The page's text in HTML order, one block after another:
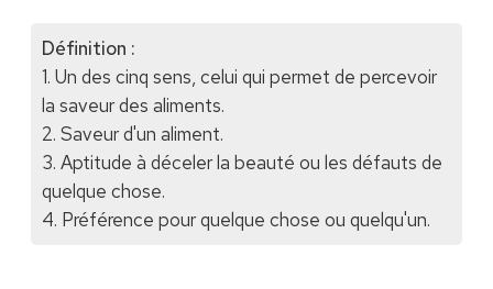
Définition :
1. Un des cinq sens, celui qui permet de percevoir
la saveur des aliments.
2. Saveur d'un aliment.
3. Aptitude à déceler la beauté ou les défauts de
quelque chose.
4. Préférence pour quelque chose ou quelqu'un.